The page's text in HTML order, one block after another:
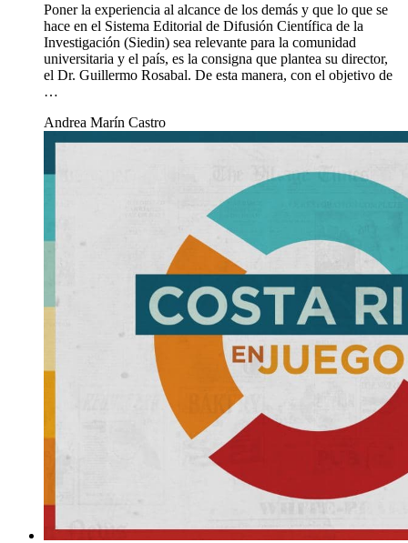
Poner la experiencia al alcance de los demás y que lo que se
hace en el Sistema Editorial de Difusión Científica de la
Investigación (Siedin) sea relevante para la comunidad
universitaria y el país, es la consigna que plantea su director,
el Dr. Guillermo Rosabal. De esta manera, con el objetivo de
…
Andrea Marín Castro